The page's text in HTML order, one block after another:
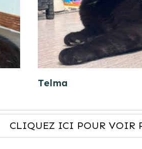
Telma
CLIQUEZ ICI POUR VOIR